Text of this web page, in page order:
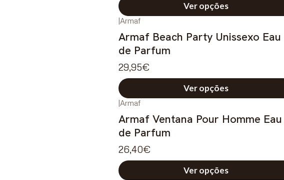
Ver opções
|Armaf
Armaf Beach Party Unissexo Eau
de Parfum
29,95€
Ver opções
|Armaf
Armaf Ventana Pour Homme Eau
de Parfum
26,40€
Ver opções